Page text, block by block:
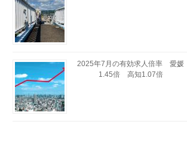
2025年7月の有効求人倍率 愛媛
1.45倍 高知1.07倍